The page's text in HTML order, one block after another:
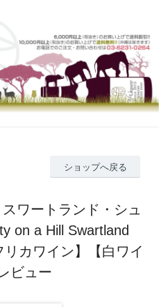
ショップへ戻る
ワートランド・シュ
on a Hill Swartland
カワイン】【白ワイ
ビュー